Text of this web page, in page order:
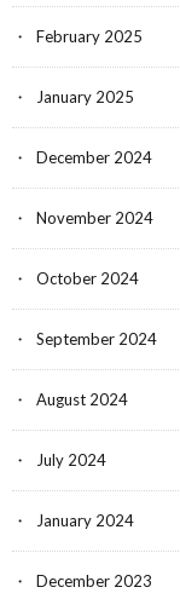
February 2025
January 2025
December 2024
November 2024
October 2024
September 2024
August 2024
July 2024
January 2024
December 2023